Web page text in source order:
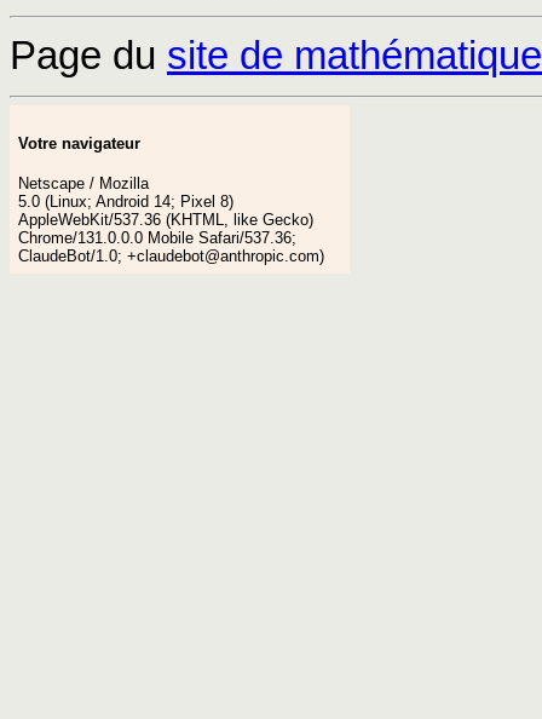
Page du site de
Votre navigateur
Netscape / Mozilla
5.0 (Linux; Android 14; Pixel 8)
AppleWebKit/537.36 (KHTML, like Gecko)
Chrome/131.0.0.0 Mobile Safari/537.36;
ClaudeBot/1.0; +claudebot@anthropic.com)